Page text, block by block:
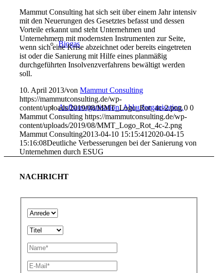
Biogas
Aufbauorganisation. Ablauforganisation.
Finanzierung. Rechnungswesen. Controlling.
Mammut Consulting hat sich seit über einem Jahr intensiv
mit den Neuerungen des Gesetztes befasst und dessen
Vorteile erkannt und steht Unternehmen und
Unternehmern mit modernsten Instrumenten zur Seite,
wenn sich eine Krise abzeichnet oder bereits eingetreten
ist oder die Sanierung mit Hilfe eines planmäßig
durchgeführten Insolvenzverfahrens bewältigt werden
soll.
10. April 2013/vonMammut Consulting
https://mammutconsulting.de/wp-
content/uploads/2019/08/MMT_Logo_Rot_4c-2.png 0 0
Mammut Consulting https://mammutconsulting.de/wp-
content/uploads/2019/08/MMT_Logo_Rot_4c-2.png
Mammut Consulting2013-04-10 15:15:41 2020-04-15
15:16:08Deutliche Verbesserungen bei der Sanierung von
Unternehmen durch ESUG
NACHRICHT